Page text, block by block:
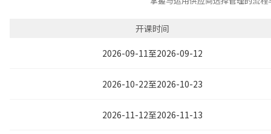
开课时间
2026-09-11至2026-09-12
2026-10-22至2026-10-23
2026-11-12至2026-11-13